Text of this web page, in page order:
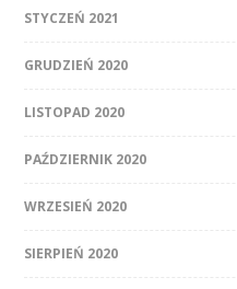
STYCZEŃ 2021
GRUDZIEŃ 2020
LISTOPAD 2020
PAŹDZIERNIK 2020
WRZESIEŃ 2020
SIERPIEŃ 2020